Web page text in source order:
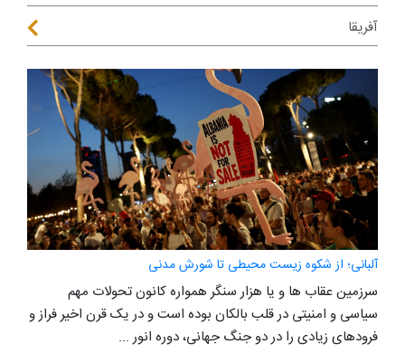
آفریقا
آلبانی؛ از شکوه زیست محیطی تا شورش مدنی
سرزمین عقاب ها و یا هزار سنگر همواره کانون تحولات مهم
سیاسی و امنیتی در قلب بالکان بوده است و در یک قرن اخیر فراز و
فرودهای زیادی را در دو جنگ جهانی، دوره انور ...